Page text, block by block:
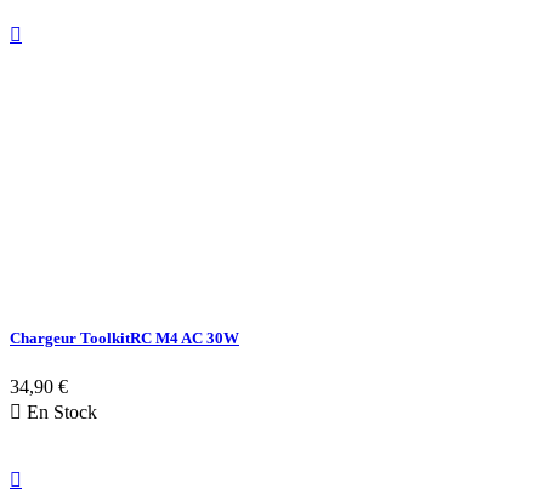

Chargeur ToolkitRC M4 AC 30W
34,90 €
 En Stock
